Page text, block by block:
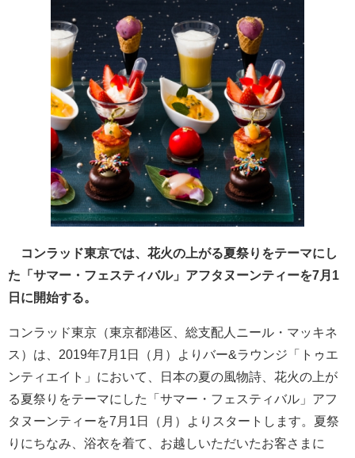
コンラッド東京では、花火の上がる夏祭りをテーマにし
た「サマー・フェスティバル」アフタヌーンティーを7月1
日に開始する。
コンラッド東京（東京都港区、総支配人ニール・マッキネ
ス）は、2019年7月1日（月）よりバー&ラウンジ「トゥエ
ンティエイト」において、日本の夏の風物詩、花火の上が
る夏祭りをテーマにした「サマー・フェスティバル」アフ
タヌーンティーを7月1日（月）よりスタートします。夏祭
りにちなみ、浴衣を着て、お越しいただいたお客さまに